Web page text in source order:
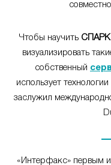
Чтобы научить СПАРК
визуализировать
собственный
использует
заслужил
«Интерфакс» первым